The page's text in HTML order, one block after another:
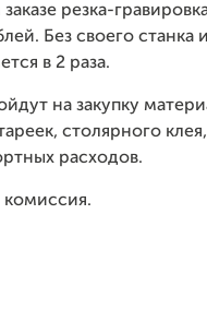
резка-
Без своего станка
в 2 раза.
на закупку
столярного
расходов.
комиссия.